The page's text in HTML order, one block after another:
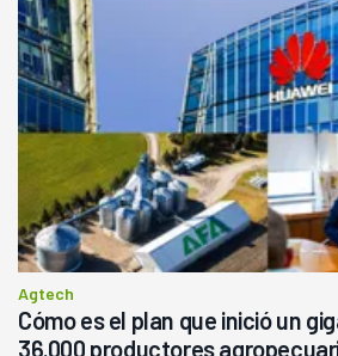
Agtech
Cómo es el plan que inició un
36.000 productores